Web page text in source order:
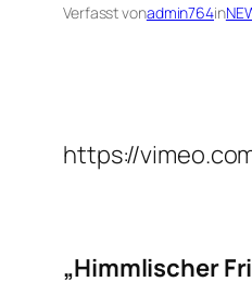
Verfasst vonadmin764in
https://
„Himmlischer